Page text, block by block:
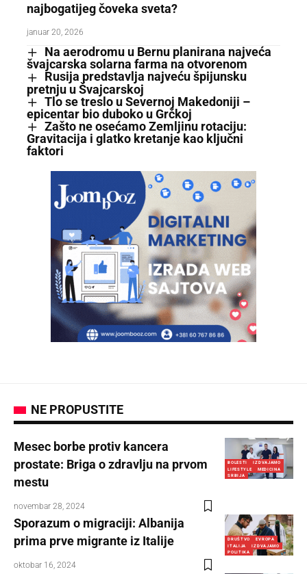
najbogatijeg čoveka sveta?
januar 20, 2026
Na aerodromu u Bernu planirana najveća
švajcarska solarna farma na otvorenom
Rusija predstavlja najveću špijunsku
pretnju u Švajcarskoj
Tlo se treslo u Severnoj Makedoniji –
epicentar bio duboko u Grčkoj
Zašto ne osećamo Zemljinu rotaciju:
Gravitacija i glatko kretanje kao ključni
faktori
NE PROPUSTITE
BOLESTI
IZDVAJAMO
LIFESTYLE
MEDICINA
SRBIJA
Mesec borbe protiv kancera
prostate: Briga o zdravlju na prvom
mestu
novembar 28, 2024
DRUŠTVO
EVROPA
ITALIJA
IZDVAJAMO
POLITIKA
Sporazum o migraciji: Albanija
prima prve migrante iz Italije
oktobar 16, 2024